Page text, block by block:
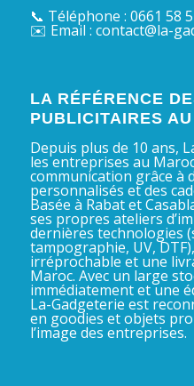
📞 Téléphone : 0661 58
✉️ Email : contact@la-
LA RÉFÉRENCE
PUBLICITAIRES
Depuis plus de 10 ans,
les entreprises au
communication grâce à
personnalisés et des
Basée à Rabat et
ses propres ateliers
dernières technologies
tampographie, UV,
irréprochable et une
Maroc. Avec un large
immédiatement et une
La-Gadgeterie est
en goodies et objets
l’image des entreprises.